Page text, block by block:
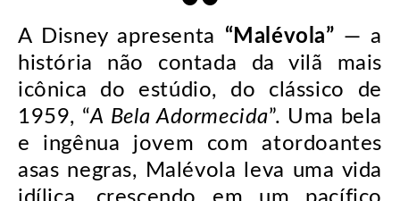
A Disney apresenta “ Malévola” — a
história não contada da vilã mais
icônica do estúdio, do clássico de
1959, “A Bela Adormecida”. Uma bela
e ingênua jovem com atordoantes
asas negras, Malévola leva uma vida